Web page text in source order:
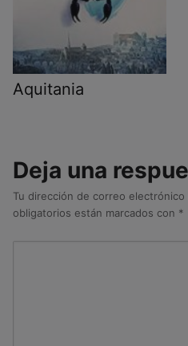
Aquitania
Deja una
Tu dirección de correo electrónico
obligatorios están marcados con *